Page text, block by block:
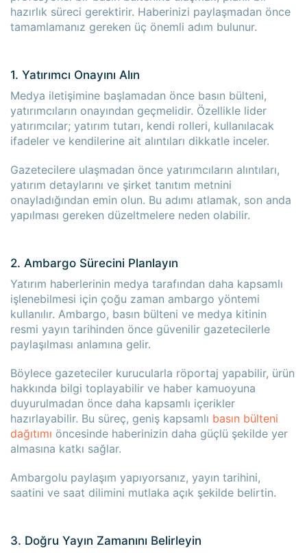
hazırlık süreci gerektirir. Haberinizi paylaşmadan önce
tamamlamanız gereken üç önemli adım bulunur.
1. Yatırımcı Onayını Alın
Medya iletişimine başlamadan önce basın bülteni,
yatırımcıların onayından geçmelidir. Özellikle lider
yatırımcılar; yatırım tutarı, kendi rolleri, kullanılacak
ifadeler ve kendilerine ait alıntıları dikkatle inceler.
Gazetecilere ulaşmadan önce yatırımcıların alıntıları,
yatırım detaylarını ve şirket tanıtım metnini
onayladığından emin olun. Bu adımı atlamak, son anda
yapılması gereken düzeltmelere neden olabilir.
2. Ambargo Sürecini Planlayın
Yatırım haberlerinin medya tarafından daha kapsamlı
işlenebilmesi için çoğu zaman ambargo yöntemi
kullanılır. Ambargo, basın bülteni ve medya kitinin
resmi yayın tarihinden önce güvenilir gazetecilerle
paylaşılması anlamına gelir.
Böylece gazeteciler kurucularla röportaj yapabilir, ürün
hakkında bilgi toplayabilir ve haber kamuoyuna
duyurulmadan önce daha kapsamlı içerikler
hazırlayabilir. Bu süreç, geniş kapsamlı basın bülteni
dağıtımı öncesinde haberinizin daha güçlü şekilde yer
almasına katkı sağlar.
Ambargolu paylaşım yapıyorsanız, yayın tarihini,
saatini ve saat dilimini mutlaka açık şekilde belirtin.
3. Doğru Yayın Zamanını Belirleyin
×
×